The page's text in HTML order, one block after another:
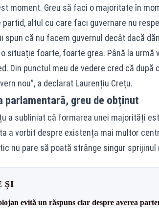
moment. Greu să faci o majoritate în
altul cu care faci guvernare nu
spun că nu facem guvernul decât dacă
situație foarte, foarte grea. Până la urmă
Din punctul meu de vedere cred că după
nou”, a declarat Laurențiu Crețu.
parlamentară, greu de obținut
a subliniat că formarea unei majorități
a vorbit despre existența mai multor
nu pare să poată strânge singur
ȘI
evită un răspuns clar despre averea